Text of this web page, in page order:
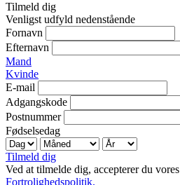
Tilmeld dig
Venligst udfyld nedenstående
Fornavn
Efternavn
Mand
Kvinde
E-mail
Adgangskode
Postnummer
Fødselsedag
Tilmeld dig
Ved at tilmelde dig, accepterer du vores
Fortrolighedspolitik.